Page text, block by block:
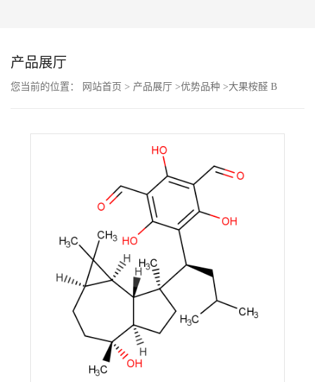
动
产品展厅
您当前的位置： 网站首页 > 产品展厅 >优势品种 >大果桉醛 B